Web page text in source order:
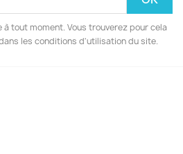
à tout moment. Vous trouverez pour cela
les conditions d'utilisation du site.